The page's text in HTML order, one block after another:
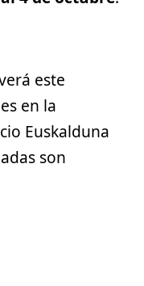
este
en la
Euskalduna
son